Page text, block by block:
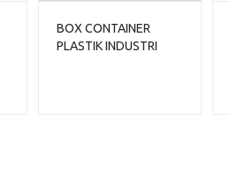
BOX CONTAINER
PLASTIK INDUSTRI